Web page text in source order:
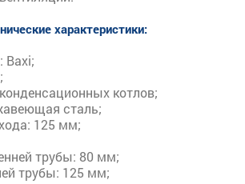
характеристики:
Baxi;
котлов;
сталь;
125 мм;
трубы: 80 мм;
трубы: 125 мм;